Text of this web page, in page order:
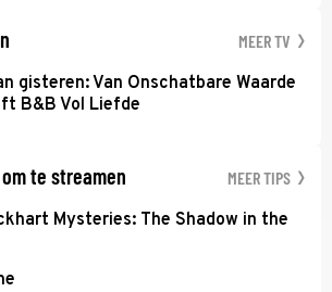
MEER TV
gisteren: Van Onschatbare Waarde
B&B Vol Liefde
te streamen MEER TIPS
Mysteries: The Shadow in the